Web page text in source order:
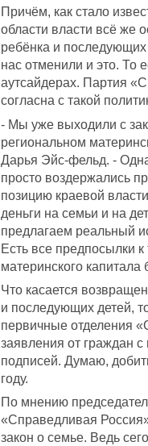
Причём, как стало
области власти всё же
ребёнка и
нас отменили и это. То
аутсайдерах. Партия
согласна с такой
- Мы уже выходили с
региональном
Дарья Эйс-фельд. -
просто воздержались
позицию краевой
деньги на семьи и на
предлагаем реальный
Есть все предпосылки
материнского капитала
Что касается
и последующих детей,
первичные отделения
заявления от граждан
подписей. Думаю,
году.
По мнению
«Справедливая
закон о семье. Ведь